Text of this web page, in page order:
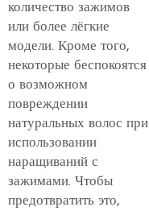
количество зажимов
или более лёгкие
модели. Кроме того,
некоторые беспокоятся
о возможном
повреждении
натуральных волос при
использовании
наращиваний с
зажимами. Чтобы
предотвратить это,